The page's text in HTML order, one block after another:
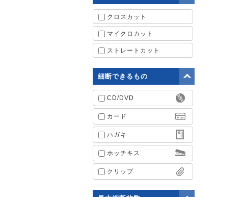
クロスカット
マイクロカット
ストレートカット
細断できるもの
CD/DVD
カード
ハガキ
ホッチキス
クリップ